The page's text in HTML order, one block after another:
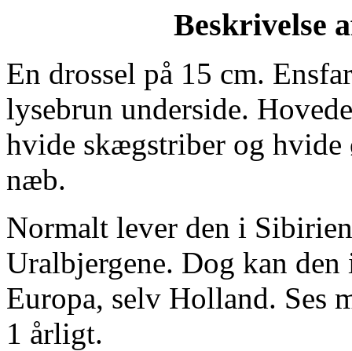
Beskrivelse
En drossel på 15 cm.
lysebrun underside.
hvide skægstriber og hvide
næb.
Normalt lever den i
Uralbjergene. Dog kan
Europa, selv Holland. Ses
1 årligt.